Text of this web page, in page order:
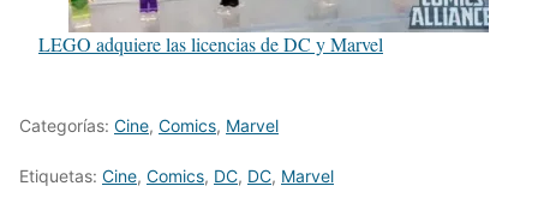
LEGO adquiere las licencias de DC y Marvel
Categorías: Cine, Comics, Marvel
Etiquetas: Cine, Comics, DC, DC, Marvel